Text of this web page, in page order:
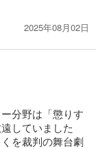
2025年08月02日
分野は「懲りす
していました
を裁判の舞台劇